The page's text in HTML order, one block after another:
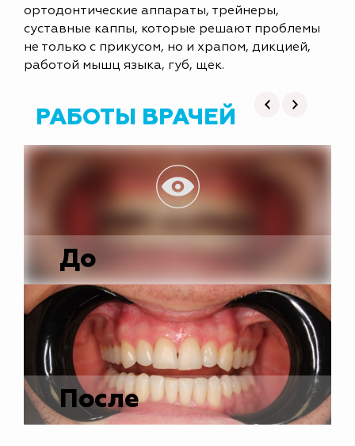
ортодонтические аппараты, трейнеры,
суставные каппы, которые решают проблемы
не только с прикусом, но и храпом, дикцией,
работой мышц языка, губ, щек.
РАБОТЫ ВРАЧЕЙ
До
После